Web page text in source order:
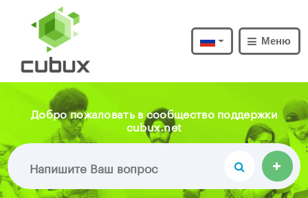
Меню
Добро пожаловать в сообщество поддержки
cubux.net